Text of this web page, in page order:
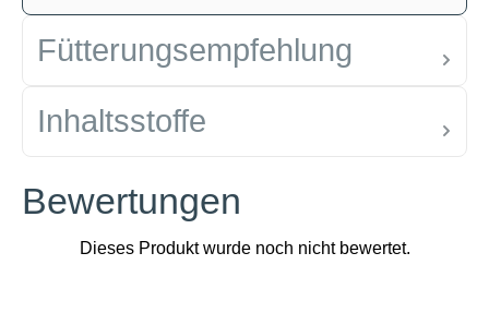
Fütterungsempfehlung
Inhaltsstoffe
Bewertungen